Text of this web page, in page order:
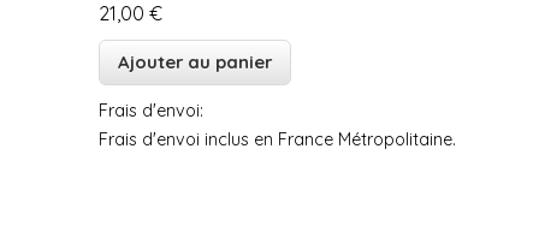
21,00 €
Frais d'envoi:
Frais d'envoi inclus en France Métropolitaine.